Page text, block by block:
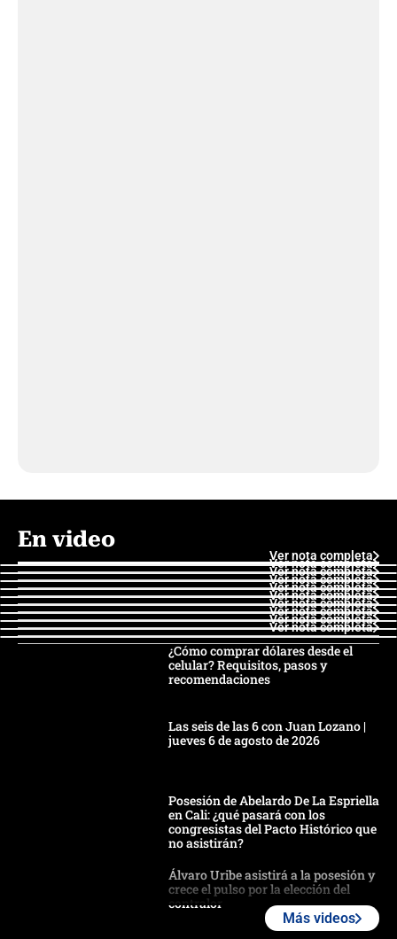
En video
Ver nota completa
Ver nota completa
Ver nota completa
Ver nota completa
Ver nota completa
Ver nota completa
Ver nota completa
Ver nota completa
Ver nota completa
Ver nota completa
¿Cómo comprar dólares desde el
celular? Requisitos, pasos y
recomendaciones
Las seis de las 6 con Juan Lozano |
jueves 6 de agosto de 2026
Posesión de Abelardo De La Espriella
en Cali: ¿qué pasará con los
congresistas del Pacto Histórico que
no asistirán?
Álvaro Uribe asistirá a la posesión y
crece el pulso por la elección del
contralor
Más videos